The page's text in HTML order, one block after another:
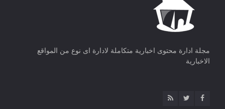
مجلة ادارة محتوى اخبارية متكاملة لادارة اى نوع من المواقع
الاخبارية